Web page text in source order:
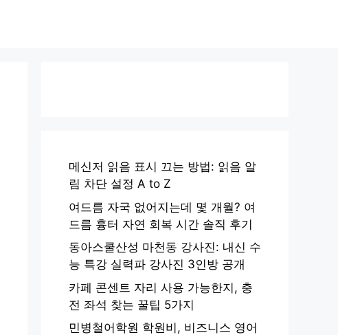
메신저 읽음 표시 끄는 방법: 읽음 알
림 차단 설정 A to Z
여드름 자국 없어지는데 몇 개월? 여
드름 흉터 자연 회복 시간 솔직 후기
동아스쿨산성 마천동 강사진: 내신 수
능 특강 실력파 강사진 3인방 공개
카페 콘센트 자리 사용 가능한지, 충
전 좌석 찾는 꿀팁 5가지
민병철어학원 학원비, 비즈니스 영어